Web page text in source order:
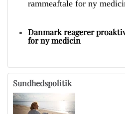
Danmark reagerer
for ny medicin
Sundhedspolitik